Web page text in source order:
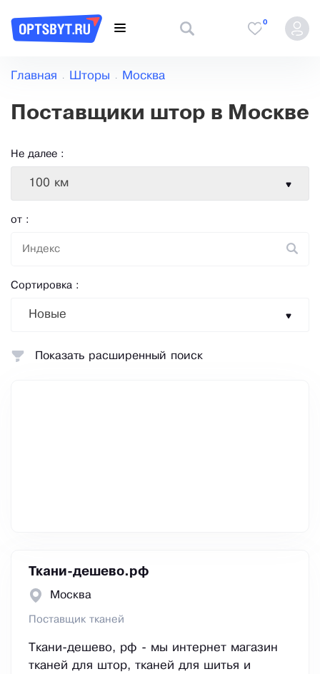
0
Главная Шторы Москва
Поставщики штор в Москве
Не далее :
100 км
от :
Сортировка :
Новые
Ткани-дешево.рф
Москва
Поставщик тканей
Ткани-дешево, рф - мы интернет магазин
тканей для штор, тканей для шитья и
Показать расширенный поиск